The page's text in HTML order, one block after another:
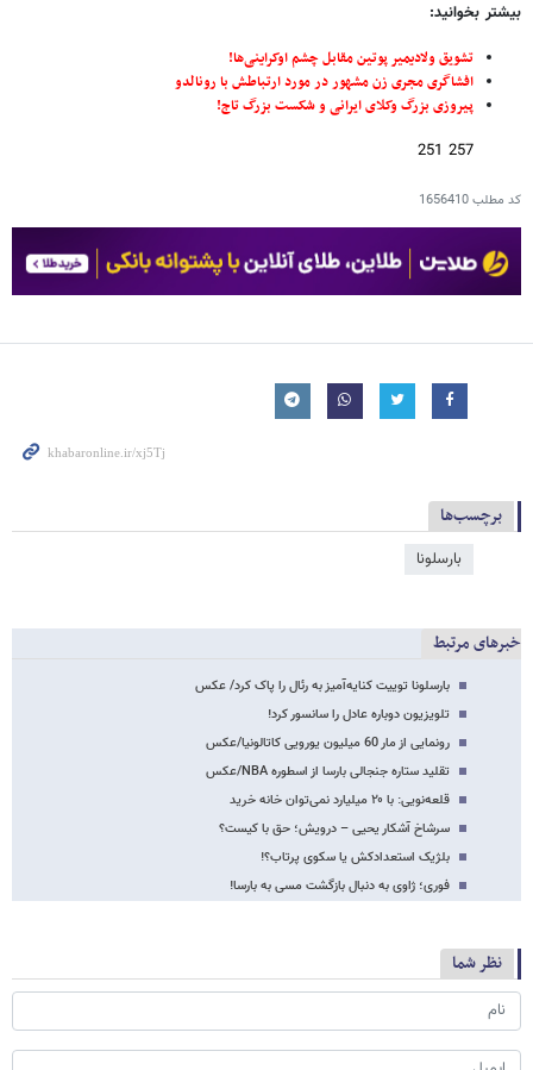
بیشتر بخوانید:
تشویق ولادیمیر پوتین مقابل چشم اوکراینی‌ها!
افشاگری مجری زن مشهور در مورد ارتباطش با رونالدو
پیروزی بزرگ وکلای ایرانی و شکست بزرگ تاج!
257 251
کد مطلب1656410
برچسب‌ها
بارسلونا
خبرهای مرتبط
بارسلونا توییت کنایه‌آمیز به رئال را پاک کرد/ عکس
تلویزیون دوباره عادل را سانسور کرد!
رونمایی از مار 60 میلیون یورویی کاتالونیا/عکس
تقلید ستاره جنجالی بارسا از اسطوره NBA/عکس
قلعه‌نویی: با ۲۰ میلیارد نمی‌توان خانه خرید
سرشاخ آشکار یحیی – درویش؛ حق با کیست؟
بلژیک استعدادکش یا سکوی پرتاب؟!
فوری؛ ژاوی به دنبال بازگشت مسی به بارسا!
نظر شما